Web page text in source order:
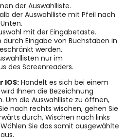
der Auswahlliste.
der Auswahlliste mit Pfeil nach
mit der Eingabetaste.
durch Eingabe von Buchstaben in
werden.
nur im
des Screenreaders.
IOS: Handelt es sich bei einem
Ihnen die Bezeichnung
Um die Auswahlliste zu öffnen,
nach rechts wischen, gehen Sie
durch, Wischen nach links
Sie das somit ausgewählte